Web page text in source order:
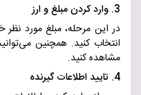
3. وارد کردن مبلغ و ارز
در این مرحله، مبلغ مورد نظر
انتخاب کنید. همچنین
مشاهده کنید.
4. تایید اطلاعات گیرنده